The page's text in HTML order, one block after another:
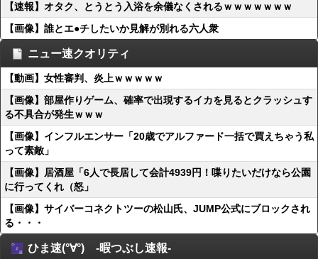
【速報】オタク、とうとう入浴を余儀なくされるｗｗｗｗｗｗｗ
【画像】誰とエ●チしたいか見解が別れる六人衆
ニュー速クオリティ
【動画】女性審判、炎上ｗｗｗｗｗ
【画像】部屋作りゲーム、確率で出現するイカを見るとクラッシュす
る不具合が発生ｗｗｗ
【画像】インフルエンサー「20歳でアルファード一括で買えちゃう私
って素敵」
【画像】居酒屋「6人で長居して会計4939円！喋りたいだけなら公園
に行ってくれ（怒」
【画像】サイバーコネクトツーの松山氏、JUMP公式にブロックされ
る・・・
ひま速(°∀°) -暇つぶし速報-